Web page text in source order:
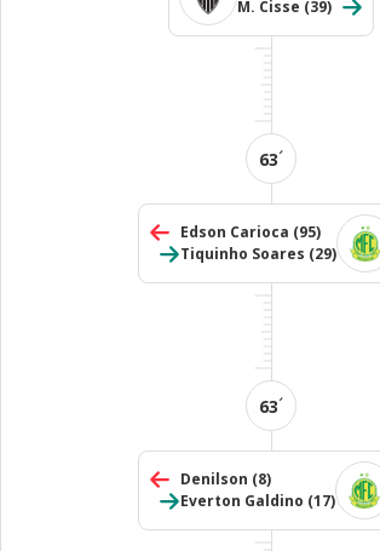
M. Cisse (39)
63´
Edson Carioca (95)
Tiquinho Soares (29)
63´
Denilson (8)
Everton Galdino (17)